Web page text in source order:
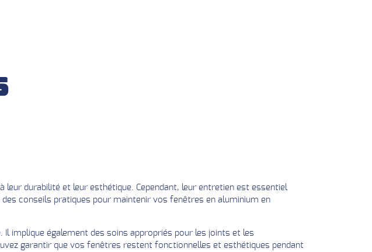
durabilité et leur esthétique. Cependant, leur entretien est essentiel
conseils pratiques pour maintenir vos fenêtres en aluminium en
implique également des soins appropriés pour les joints et les
garantir que vos fenêtres restent fonctionnelles et esthétiques pendant